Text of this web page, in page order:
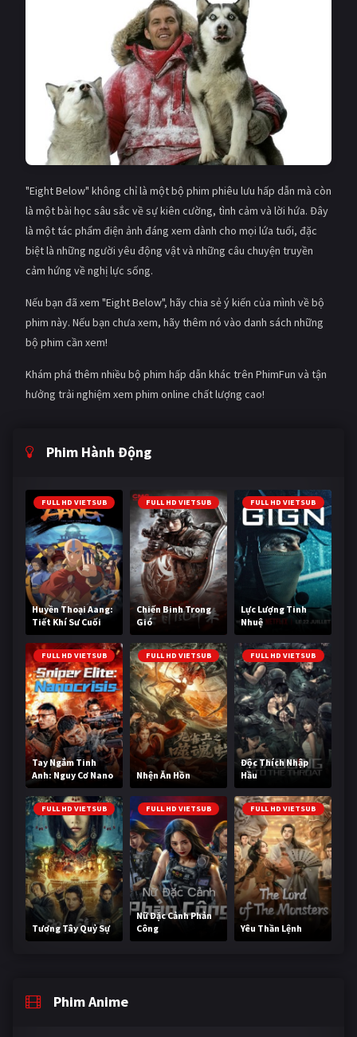
"Eight Below" không chỉ là một bộ phim phiêu lưu hấp dẫn mà còn
là một bài học sâu sắc về sự kiên cường, tình cảm và lời hứa. Đây
là một tác phẩm điện ảnh đáng xem dành cho mọi lứa tuổi, đặc
biệt là những người yêu động vật và những câu chuyện truyền
cảm hứng về nghị lực sống.
Nếu bạn đã xem "Eight Below", hãy chia sẻ ý kiến của mình về bộ
phim này. Nếu bạn chưa xem, hãy thêm nó vào danh sách những
bộ phim cần xem!
Khám phá thêm nhiều bộ phim hấp dẫn khác trên PhimFun và tận
hưởng trải nghiệm xem phim online chất lượng cao!
Phim Hành Động
FULL HD VIETSUB
Huyền Thoại Aang:
Tiết Khí Sư Cuối
Cùng
FULL HD VIETSUB
Chiến Binh Trong
Gió
FULL HD VIETSUB
Lực Lượng Tinh
Nhuệ
FULL HD VIETSUB
Tay Ngắm Tinh
Anh: Nguy Cơ Nano
FULL HD VIETSUB
Nhện Ăn Hồn
FULL HD VIETSUB
Độc Thích Nhập
Hầu
FULL HD VIETSUB
Tương Tây Quỷ Sự
FULL HD VIETSUB
Nữ Đặc Cảnh Phản
Công
FULL HD VIETSUB
Yêu Thần Lệnh
Phim Anime